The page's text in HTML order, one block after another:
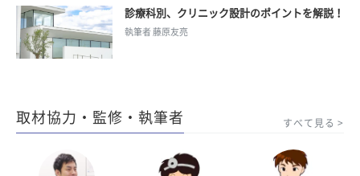
診療科別、クリニック設計のポイントを解説！
執筆者 藤原友亮
取材協力・監修・執筆者 すべて見る